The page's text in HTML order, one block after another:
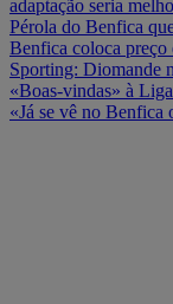
adaptação seria
Pérola do Benfica
Benfica coloca preço
Sporting: Diomande
«Boas-vindas» à
«Já se vê no Benfica